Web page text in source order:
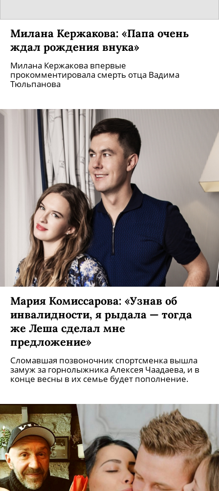
Милана Кержакова: «Папа очень
ждал рождения внука»
Милана Кержакова впервые
прокомментировала смерть отца Вадима
Тюльпанова
Мария Комиссарова: «Узнав об
инвалидности, я рыдала — тогда
же Леша сделал мне
предложение»
Сломавшая позвоночник спортсменка вышла
замуж за горнолыжника Алексея Чаадаева, и в
конце весны в их семье будет пополнение.